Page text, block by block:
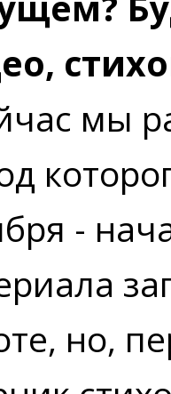
мы
-
но,